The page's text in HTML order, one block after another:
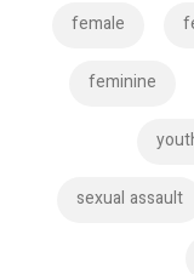
female
feminine
sexual assault